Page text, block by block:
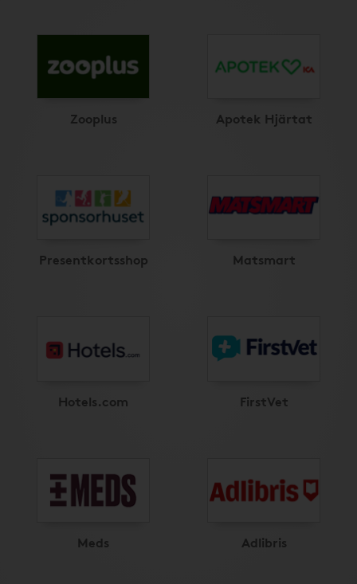
Zooplus Apotek Hjärtat
Presentkortsshop Matsmart
Hotels.com FirstVet
Meds Adlibris